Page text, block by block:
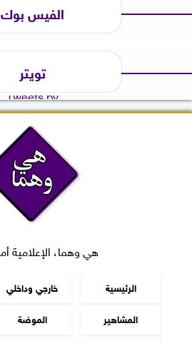
الفيس بوك
تويتر
Tweets by
هي وهما، الإعلامية
الرئيسية خارجي وداخلي
المشاهير
الموضة